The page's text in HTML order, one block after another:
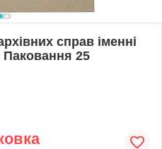
справ іменні
25